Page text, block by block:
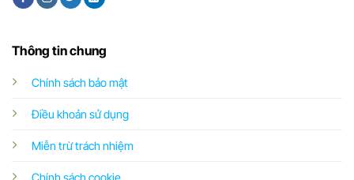
Thông tin chung
Chính sách bảo mật
Điều khoản sử dụng
Miễn trừ trách nhiệm
Chính sách cookie